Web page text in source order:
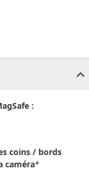
:
coins / bords
caméra*